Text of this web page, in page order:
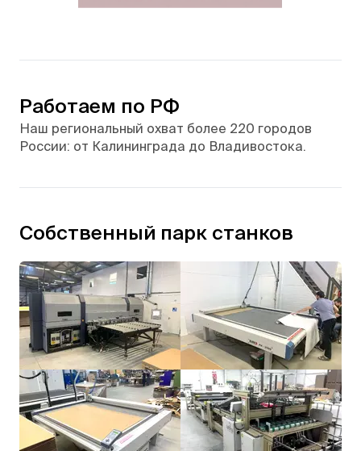
Работаем по РФ
Наш региональный охват более 220 городов
России: от Калининграда до Владивостока.
Собственный парк станков